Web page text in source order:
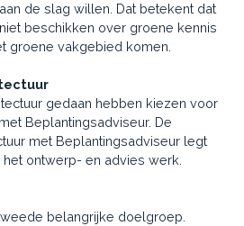
de slag willen. Dat betekent dat
beschikken over groene kennis
groene vakgebied komen.
gedaan hebben kiezen voor
Beplantingsadviseur. De
met Beplantingsadviseur legt
ontwerp- en advies werk.
belangrijke doelgroep.